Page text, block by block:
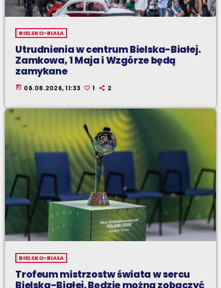
BIELSKO-BIAŁA
Utrudnienia w centrum Bielska-Białej.
Zamkowa, 1 Maja i Wzgórze będą
zamykane
today 06.08.2026, 11:33 1 2
BIELSKO-BIAŁA
Trofeum mistrzostw świata w sercu
Bielska-Białej. Będzie można zobaczyć